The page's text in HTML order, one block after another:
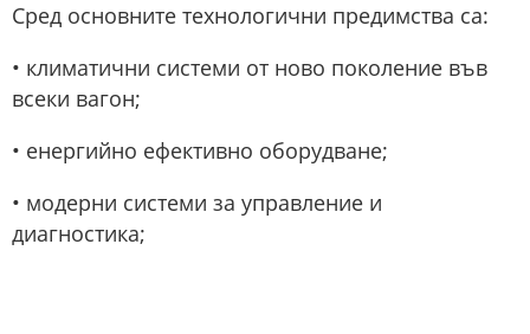
Сред основните технологични предимства са:
• климатични системи от ново поколение във
всеки вагон;
• енергийно ефективно оборудване;
• модерни системи за управление и
диагностика;